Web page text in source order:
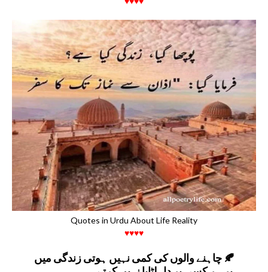
Quotes in Urdu About Life Reality
♥♥♥♥
چاہنے والوں کی کمی نہیں ہوتی زندگی میں 🍂